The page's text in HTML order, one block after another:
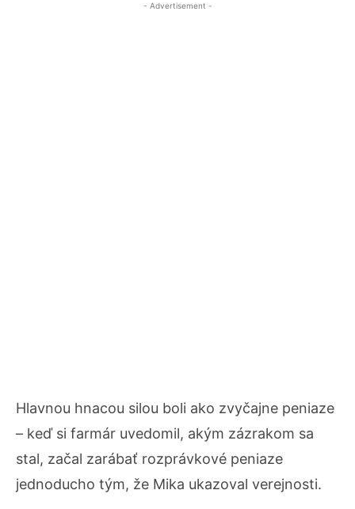
- Advertisement -
Hlavnou hnacou silou boli ako zvyčajne peniaze
– keď si farmár uvedomil, akým zázrakom sa
stal, začal zarábať rozprávkové peniaze
jednoducho tým, že Mika ukazoval verejnosti.